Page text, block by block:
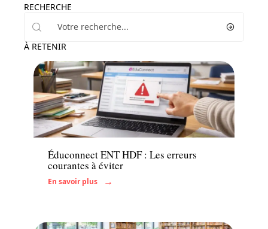
RECHERCHE
À RETENIR
Actu
Éduconnect ENT HDF : Les erreurs
courantes à éviter
En savoir plus